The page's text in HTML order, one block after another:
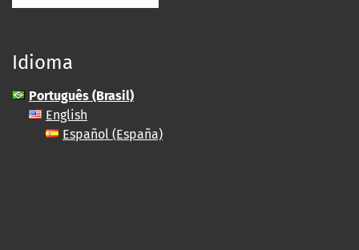
Idioma
Português (Brasil)
English
Español (España)